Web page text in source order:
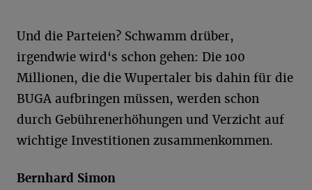
Und die Parteien? Schwamm drüber,
irgendwie wird‘s schon gehen: Die 100
Millionen, die die Wupertaler bis dahin für die
BUGA aufbringen müssen, werden schon
durch Gebührenerhöhungen und Verzicht auf
wichtige Investitionen zusammenkommen.
Bernhard Simon